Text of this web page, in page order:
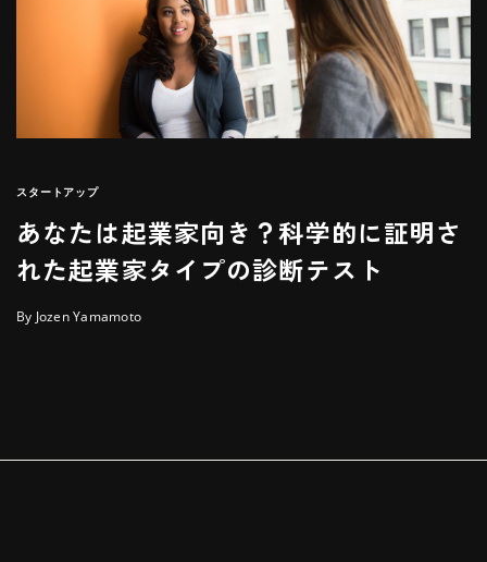
スタートアップ
あなたは起業家向き？科学的に証明さ
れた起業家タイプの診断テスト
By Jozen Yamamoto